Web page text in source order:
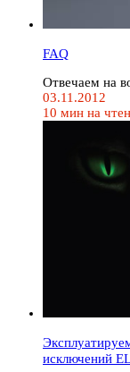
FAQ
Отвечаем на
03.11.2012
10 мин на
исключений